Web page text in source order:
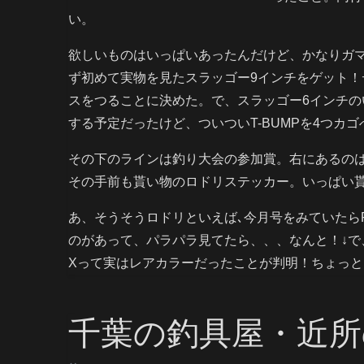
い。
欲しいものはいっぱいあったんだけど、かなりガ
ず初めて実物を見たスラッゴー9インチをゲット
スをつることに決めた。で、スラッゴー6インチ
する予定だったけど、ついついT-BUMPを4つカ
その下のラインは釣り大会の参加賞。右にあるの
その手前も貰い物のロドリステッカー。いっぱい
あ、そうそうロドリといえば､今月号をみていた
のがあって、パラパラ見てたら、、、なんと！↓
Xって実はレアカラーだったことが判明！ちょっ
千葉の釣具屋・近